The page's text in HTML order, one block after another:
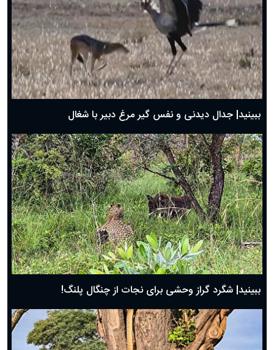
دعای روز چهارم ماه مبارک رمضان؛ ۳ اسفند ۱۴۰۴
دعای روز سوم ماه مبارک رمضان؛ ۱۴ اسفند ۱۴۰۴
دعای روز دوم ماه مبارک رمضان ۱ اسفند ماه ۱۴۰۴
دعای روز اول ماه مبارک رمضان، ۳۰ بهمن ۱۴۰۴
حضرت زینب(س) چگونه از دنیا رفت؟
بهترین پیامک تبریک روز پدر ۱۴۰۴؛ جملات زیبا و صمیمانه
ببینید| جدال دیدنی و نفس گیر مرغ دبیر با شغال
ببینید| شگرد گراز وحشی برای نجات از چنگال پلنگ!